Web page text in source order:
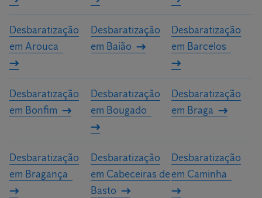
Desbaratização
em Arouca
Desbaratização
em Baião
Desbaratização
em Barcelos
Desbaratização
em Bonfim
Desbaratização
em Bougado
Desbaratização
em Braga
Desbaratização
em Bragança
Desbaratização
em Cabeceiras de
Basto
Desbaratização
em Caminha